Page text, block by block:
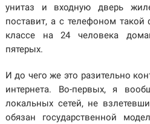
унитаз и входную дверь
поставит, а с телефоном
классе на 24 человека
пятерых.
И до чего же это разительно
интернета. Во-первых, я
локальных сетей, не
обязан государственной